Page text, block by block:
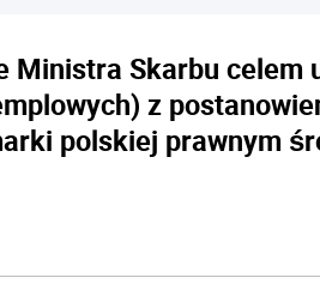
Ministra Skarbu
z
polskiej prawnym